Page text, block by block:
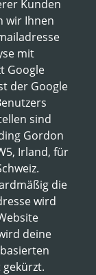
Kunden
wir Ihnen
mit
Google
der Google
sind
Gordon
Irland, für
die
wird
deine